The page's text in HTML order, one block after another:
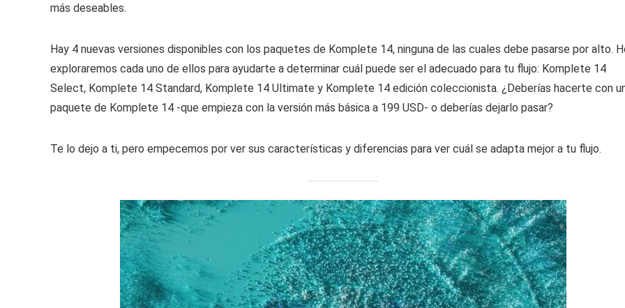
más deseables.
Hay 4 nuevas versiones disponibles con los paquetes de Komplete 14, ninguna de las cuales debe pasarse por alto.
exploraremos cada uno de ellos para ayudarte a determinar cuál puede ser el adecuado para tu flujo: Komplete 14
Select, Komplete 14 Standard, Komplete 14 Ultimate y Komplete 14 edición coleccionista. ¿Deberías hacerte con
paquete de Komplete 14 -que empieza con la versión más básica a 199 USD- o deberías dejarlo pasar?
Te lo dejo a ti, pero empecemos por ver sus características y diferencias para ver cuál se adapta mejor a tu flujo.